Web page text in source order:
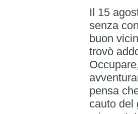
Il 15
senza
buon
trovò
pensa
cauto del